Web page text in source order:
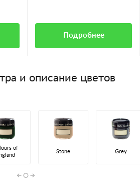
Подробнее
и описание цветов
of
Stone Grey